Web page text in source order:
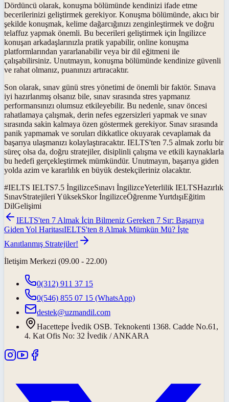
Dördüncü olarak, konuşma bölümünde kendinizi ifade etme
becerilerinizi geliştirmek gerekiyor. Konuşma bölümünde, akıcı bir
şekilde konuşmak, kelime dağarcığınızı zenginleştirmek ve doğru
telaffuz yapmak önemli. Bu becerileri geliştirmek için İngilizce
konuşan arkadaşlarınızla pratik yapabilir, online konuşma
platformlarından yararlanabilir veya bir dil eğitmeni ile
çalışabilirsiniz. Unutmayın, konuşma bölümünde kendinize güvenli
ve rahat olmanız, puanınızı artıracaktır.
Son olarak, sınav günü stres yönetimi de önemli bir faktör. Sınava
iyi hazırlanmış olsanız bile, sınav sırasında stres yapmanız
performansınızı olumsuz etkileyebilir. Bu nedenle, sınav öncesi
rahatlamaya çalışmak, derin nefes egzersizleri yapmak ve sınav
sırasında sakin kalmaya özen göstermek gerekiyor. Sınav sırasında
panik yapmamak ve soruları dikkatlice okuyarak cevaplamak da
başarıya ulaşmanızı kolaylaştıracaktır. IELTS'ten 7.5 almak zorlu bir
süreç olsa da, doğru stratejiler, disiplinli çalışma ve etkili kaynaklarla
bu hedefi gerçekleştirmek mümkündür. Unutmayın, başarıya giden
yolda azim ve kararlılık en büyük destekçileriniz olacaktır.
#IELTS IELTS7.5 İngilizceSınavı İngilizceYeterlilik IELTSHazırlık
SınavStratejileri YüksekSkor İngilizceÖğrenme YurtdışıEğitim
DilGelişimi
IELTS'ten 7 Almak İçin Bilmeniz Gereken 7 Sır: Başarıya
Giden Yol HaritasıIELTS'ten 8 Almak Mümkün Mü? İşte
Kanıtlanmış Stratejiler!
İletişim Merkezi (09.00 - 22.00)
0(312) 911 37 15
0(546) 855 07 15 (WhatsApp)
destek@uzmandil.com
Hacettepe İvedik OSB. Teknokenti 1368. Cadde No.61,
4. Kat Ofis No: 32 İvedik / ANKARA